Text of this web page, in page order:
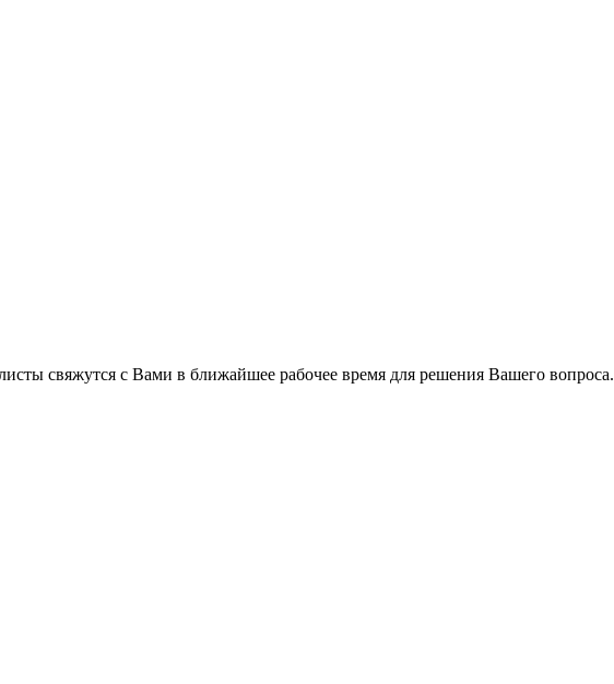
свяжутся с Вами в ближайшее рабочее время для решения Вашего вопроса.